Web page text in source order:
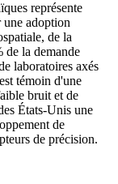
représente
adoption
de la
de la demande
laboratoires axés
témoin d'une
bruit et de
États-Unis une
de
de précision.